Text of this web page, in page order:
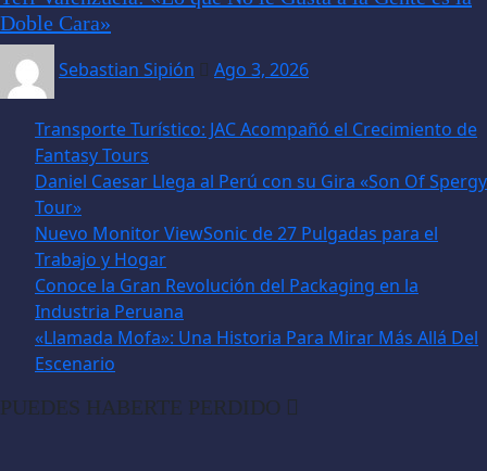
Doble Cara»
Sebastian Sipión
Ago 3, 2026
Transporte Turístico: JAC Acompañó el Crecimiento de
Fantasy Tours
Daniel Caesar Llega al Perú con su Gira «Son Of Spergy
Tour»
Nuevo Monitor ViewSonic de 27 Pulgadas para el
Trabajo y Hogar
Conoce la Gran Revolución del Packaging en la
Industria Peruana
«Llamada Mofa»: Una Historia Para Mirar Más Allá Del
Escenario
PUEDES HABERTE PERDIDO